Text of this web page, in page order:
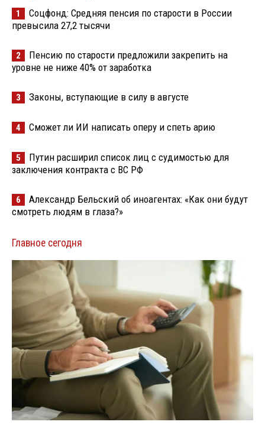
1
Соцфонд: Средняя пенсия по старости в России
превысила 27,2 тысячи
2
Пенсию по старости предложили закрепить на
уровне не ниже 40% от заработка
3 Законы, вступающие в силу в августе
4 Сможет ли ИИ написать оперу и спеть арию
5
Путин расширил список лиц с судимостью для
заключения контракта с ВС РФ
6
Александр Бельский об иноагентах: «Как они будут
смотреть людям в глаза?»
Главное сегодня